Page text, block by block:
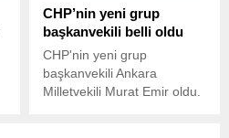
CHP’nin yeni grup
başkanvekili belli oldu
CHP'nin yeni grup
başkanvekili Ankara
Milletvekili Murat Emir oldu.